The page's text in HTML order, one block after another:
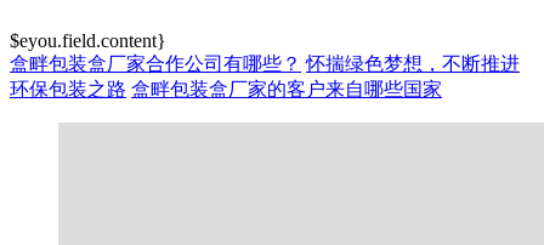
$eyou.field.content}
盒畔包装盒厂家合作公司有哪些？ 怀揣绿色梦想，不断推进
环保包装之路 盒畔包装盒厂家的客户来自哪些国家